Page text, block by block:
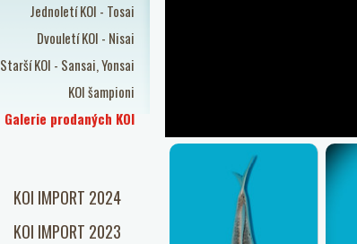
Jednoletí KOI - Tosai
Dvouletí KOI - Nisai
Starší KOI - Sansai, Yonsai
KOI šampioni
Galerie prodaných KOI
KOI IMPORT 2024
KOI IMPORT 2023